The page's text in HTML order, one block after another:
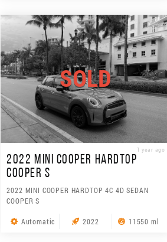
SOLD
1 year ago
2022 MINI COOPER HARDTOP
COOPER S
2022 MINI COOPER HARDTOP 4C 4D SEDAN
COOPER S
Automatic 2022 11550 ml